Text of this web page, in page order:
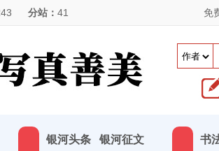
分站： 41 免
银河头条
银河征文
书